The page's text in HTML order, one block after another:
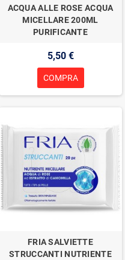
ACQUA ALLE ROSE ACQUA
MICELLARE 200ML
PURIFICANTE
5,50 €
COMPRA
FRIA SALVIETTE
STRUCCANTI NUTRIENTE